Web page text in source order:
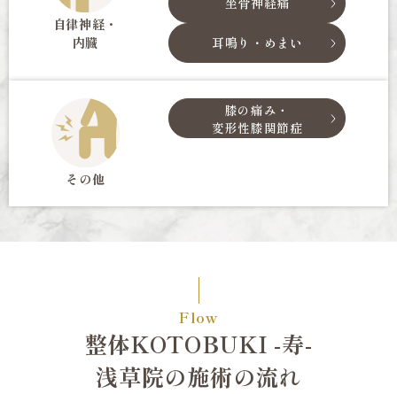
自律神経・
内臓
耳鳴り・めまい
その他
膝の痛み・
変形性膝関節症
Flow
整体KOTOBUKI -寿-
浅草院の施術の流れ